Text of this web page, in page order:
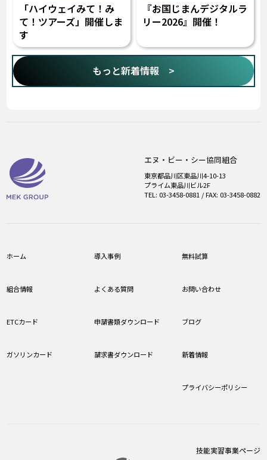
「ハイウェイみて！み
て！ツアーズ」開催しま
す
『お国じまんデジタルラ
リー2026』開催！
もっと新着情報 >
ホーム
組合情報
ETCカード
ガソリンカード
導入事例
よくある質問
申請書類ダウンロード
請求書ダウンロード
無料試算
お問い合わせ
ブログ
新着情報
プライバシーポリシー
エヌ・ビー・シー協同組合
東京都品川区東品川4-10-13
プライム東品川ビル2F
TEL: 03-3458-0881 / FAX: 03-3458-0882
技能実習事業ページ